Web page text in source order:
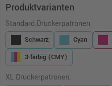
Produktvarianten
Standard Druckerpatronen:
Schwarz Cyan
3-farbig (CMY)
XL Druckerpatronen: